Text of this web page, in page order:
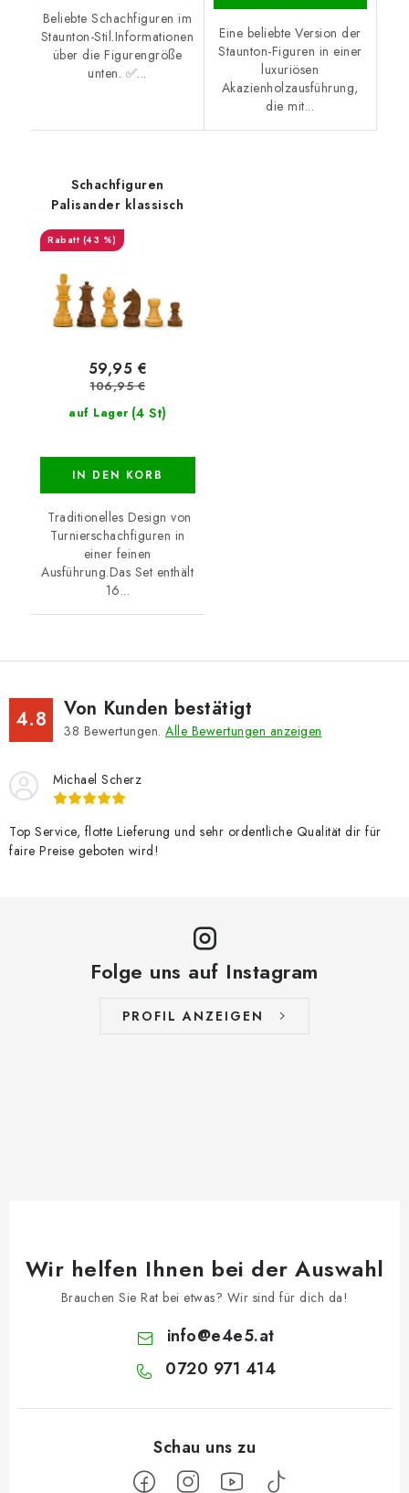
Beliebte Schachfiguren im
Staunton-Stil.Informationen
über die Figurengröße
unten. ✅...
Eine beliebte Version der
Staunton-Figuren in einer
luxuriösen
Akazienholzausführung,
die mit...
Schachfiguren
Palisander klassisch
(43 %)
auf Lager (4 St)
59,95 €
106,95 €
IN DEN KORB
Traditionelles Design von
Turnierschachfiguren in
einer feinen
Ausführung.Das Set enthält
16...
4.8 Von Kunden bestätigt
38 Bewertungen. Alle Bewertungen anzeigen
Michael Scherz
Top Service, flotte Lieferung und sehr ordentliche Qualität dir für
faire Preise geboten wird!
Folge uns auf Instagram
PROFIL ANZEIGEN
Wir helfen Ihnen bei der Auswahl
Brauchen Sie Rat bei etwas? Wir sind für dich da!
info@e4e5.at
0720 971 414